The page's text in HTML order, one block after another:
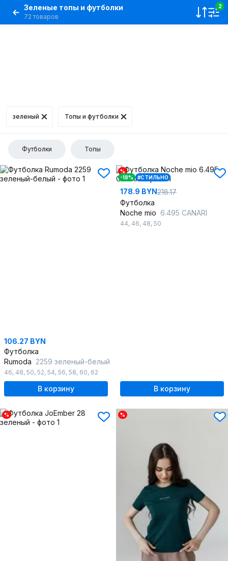
Зеленые топы и футболки
72 товаров
2
зеленый Топы и футболки
Футболки Топы
106.27 BYN
Футболка
Rumoda 2259 зеленый-белый
46, 48, 50, 52, 54, 56, 58, 60, 62
В корзину
%
-18%
#СТИЛЬНО
178.9 BYN218.17
Футболка
Noche mio 6.495 CANARI
44, 46, 48, 50
В корзину
% %